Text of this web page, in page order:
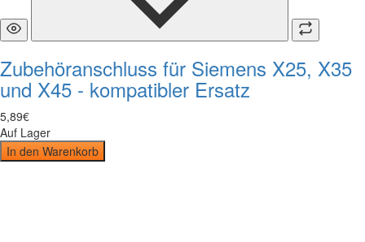
Zubehöranschluss für Siemens X25, X35
und X45 - kompatibler Ersatz
5,89€
Auf Lager
In den Warenkorb